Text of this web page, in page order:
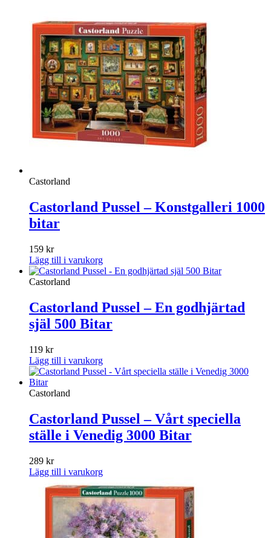
Castorland
Castorland Pussel – Konstgalleri 1000
bitar
159 kr
Lägg till i varukorg
Castorland
Castorland Pussel – En godhjärtad
själ 500 Bitar
119 kr
Lägg till i varukorg
Castorland
Castorland Pussel – Vårt speciella
ställe i Venedig 3000 Bitar
289 kr
Lägg till i varukorg